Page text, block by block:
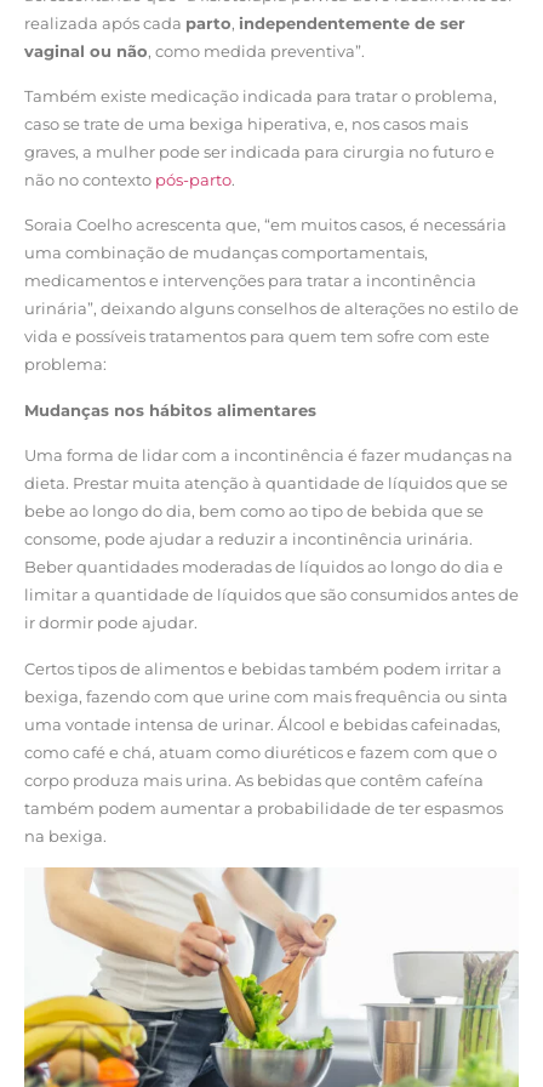
realizada após cada parto, independentemente de ser
vaginal ou não, como medida preventiva”.
Também existe medicação indicada para tratar o problema,
caso se trate de uma bexiga hiperativa, e, nos casos mais
graves, a mulher pode ser indicada para cirurgia no futuro e
não no contexto pós-parto.
Soraia Coelho acrescenta que, “em muitos casos, é necessária
uma combinação de mudanças comportamentais,
medicamentos e intervenções para tratar a incontinência
urinária”, deixando alguns conselhos de alterações no estilo de
vida e possíveis tratamentos para quem tem sofre com este
problema:
Mudanças nos hábitos alimentares
Uma forma de lidar com a incontinência é fazer mudanças na
dieta. Prestar muita atenção à quantidade de líquidos que se
bebe ao longo do dia, bem como ao tipo de bebida que se
consome, pode ajudar a reduzir a incontinência urinária.
Beber quantidades moderadas de líquidos ao longo do dia e
limitar a quantidade de líquidos que são consumidos antes de
ir dormir pode ajudar.
Certos tipos de alimentos e bebidas também podem irritar a
bexiga, fazendo com que urine com mais frequência ou sinta
uma vontade intensa de urinar. Álcool e bebidas cafeinadas,
como café e chá, atuam como diuréticos e fazem com que o
corpo produza mais urina. As bebidas que contêm cafeína
também podem aumentar a probabilidade de ter espasmos
na bexiga.